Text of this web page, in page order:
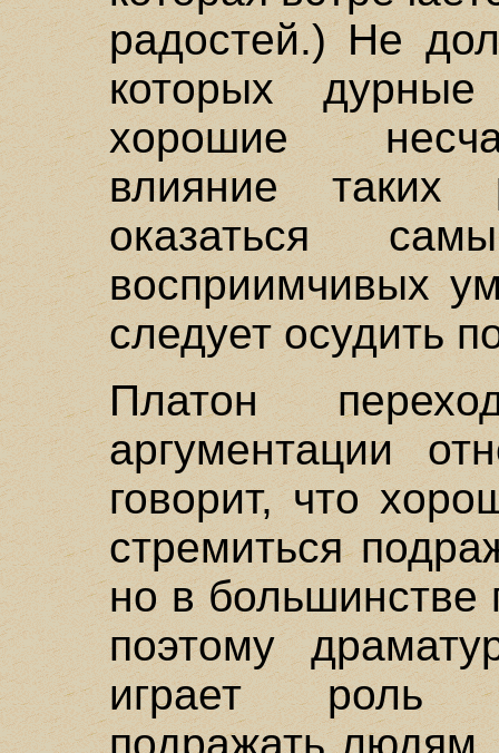
радостей.) Не
которых
хорошие
влияние таких
оказаться
восприимчивых
следует осудить
Платон
аргументации
говорит, что
стремиться
но в большинстве
поэтому
играет роль
подражать